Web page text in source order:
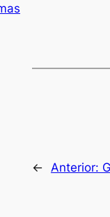
← Anterior: